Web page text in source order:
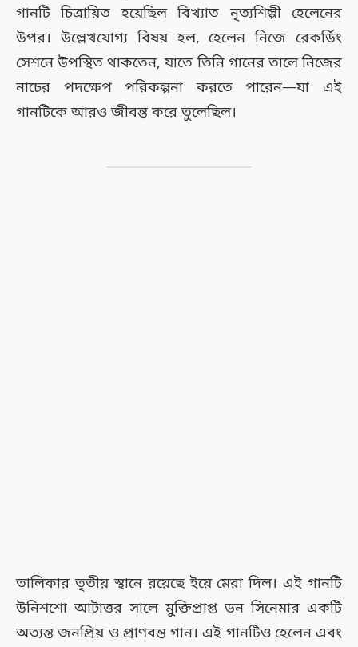
গানটি চিত্রায়িত হয়েছিল বিখ্যাত নৃত্যশিল্পী হেলেনের
উপর। উল্লেখযোগ্য বিষয় হল, হেলেন নিজে রেকর্ডিং
সেশনে উপস্থিত থাকতেন, যাতে তিনি গানের তালে নিজের
নাচের পদক্ষেপ পরিকল্পনা করতে পারেন—যা এই
গানটিকে আরও জীবন্ত করে তুলেছিল।
তালিকার তৃতীয় স্থানে রয়েছে ইয়ে মেরা দিল। এই গানটি
উনিশশো আটাত্তর সালে মুক্তিপ্রাপ্ত ডন সিনেমার একটি
অত্যন্ত জনপ্রিয় ও প্রাণবন্ত গান। এই গানটিও হেলেন এবং